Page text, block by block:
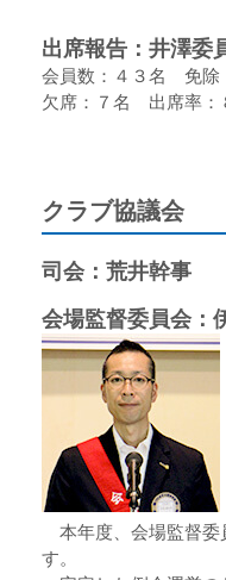
出席報告：井澤委
会員数：４３名 免
欠席：７名 出席率：
クラブ協議会
司会：荒井幹事
会場監督委員会：
本年度、会場監督委
す。